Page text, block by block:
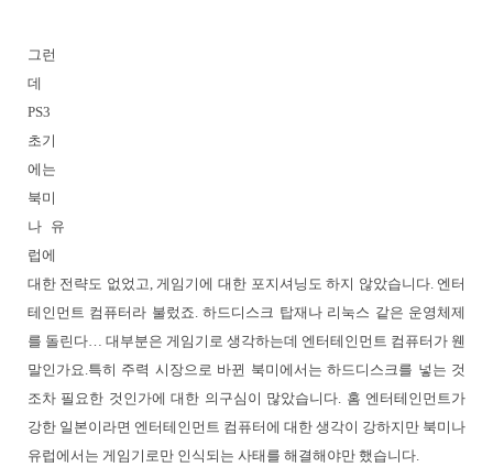
그런
데
PS3
초기
에는
북미
나 유
럽에
대한 전략도 없었고, 게임기에 대한 포지셔닝도 하지 않았습니다. 엔터
테인먼트 컴퓨터라 불렀죠. 하드디스크 탑재나 리눅스 같은 운영체제
를 돌린다… 대부분은 게임기로 생각하는데 엔터테인먼트 컴퓨터가 웬
말인가요.특히 주력 시장으로 바뀐 북미에서는 하드디스크를 넣는 것
조차 필요한 것인가에 대한 의구심이 많았습니다. 홈 엔터테인먼트가
강한 일본이라면 엔터테인먼트 컴퓨터에 대한 생각이 강하지만 북미나
유럽에서는 게임기로만 인식되는 사태를 해결해야만 했습니다.